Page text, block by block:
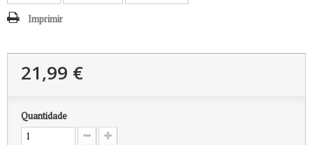
Imprimir
21,99 €
Quantidade